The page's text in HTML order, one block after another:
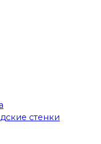
стенки